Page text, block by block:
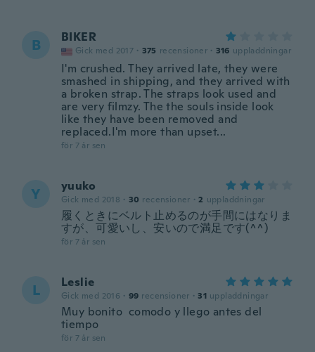
B BIKER
Gick med 2017 · 375 recensioner · 316 uppladdningar
I'm crushed. They arrived late, they were
smashed in shipping, and they arrived with
a broken strap. The straps look used and
are very filmzy. The the souls inside look
like they have been removed and
replaced.I'm more than upset...
för 7 år sen
Y yuuko
Gick med 2018 · 30 recensioner · 2 uppladdningar
履くときにベルト止めるのが手間にはなりま
すが、可愛いし、安いので満足です(^^)
för 7 år sen
L Leslie
Gick med 2016 · 99 recensioner · 31 uppladdningar
Muy bonito comodo y llego antes del
tiempo
för 7 år sen